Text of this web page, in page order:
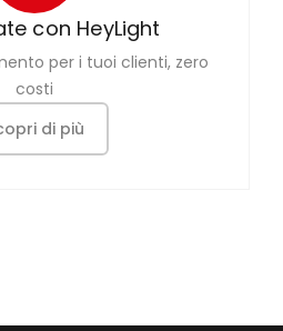
con HeyLight
per i tuoi clienti, zero
costi
di più